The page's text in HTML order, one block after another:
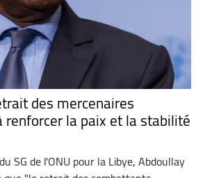
des mercenaires
renforcer la paix et la stabilité
SG de l'ONU pour la Libye, Abdoullay